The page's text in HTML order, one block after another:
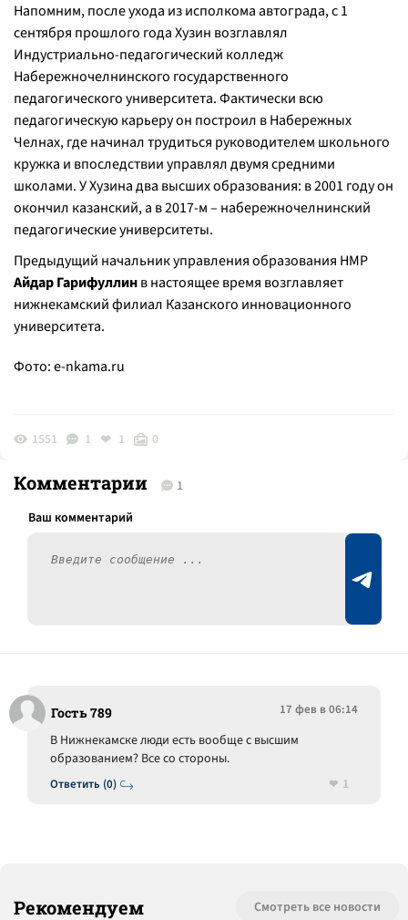
Напомним, после ухода из исполкома автограда, с 1
сентября прошлого года Хузин возглавлял
Индустриально-педагогический колледж
Набережночелнинского государственного
педагогического университета. Фактически всю
педагогическую карьеру он построил в Набережных
Челнах, где начинал трудиться руководителем школьного
кружка и впоследствии управлял двумя средними
школами. У Хузина два высших образования: в 2001 году он
окончил казанский, а в 2017-м – набережночелнинский
педагогические университеты.
Предыдущий начальник управления образования НМР
Айдар Гарифуллинв настоящее время возглавляет
нижнекамский филиал Казанского инновационного
университета.
Фото:e-nkama.ru
1551 1 1 0
Комментарии 1
Гость 789 17 фев в 06:14
Ответить (0)
В Нижнекамске люди есть вообще с высшим
образованием? Все со стороны.
1
Рекомендуем Смотреть все новости